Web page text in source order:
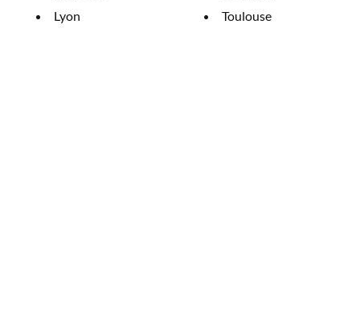
Lyon
Toulouse